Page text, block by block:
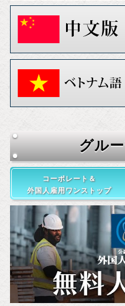
グル
コーポレート＆
外国人雇用ワンストップ